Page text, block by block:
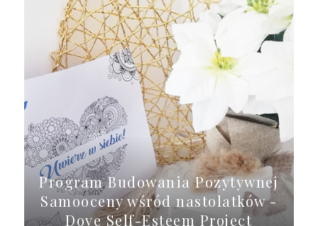
Program Budowania Pozytywnej
Samooceny wśród nastolatków -
Dove Self-Esteem Project